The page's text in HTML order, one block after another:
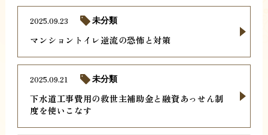
マンショントイレ逆流の恐怖と対策
2025.09.23 未分類
下水道工事費用の救世主補助金と融資あっせん制
度を使いこなす
2025.09.21 未分類